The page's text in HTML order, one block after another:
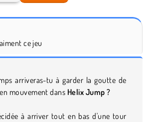
ce jeu
arriveras-tu à garder la goutte de
mouvement dans Helix Jump ?
à arriver tout en bas d'une tour